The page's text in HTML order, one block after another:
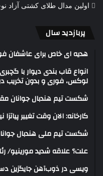
اولین مدال طلای کشتی آزاد
پربازدید سال
هدیه ای خاص برای عاشفان
انواع قاب بندی دیوار با
لوکس، فوری و بدون تخریب
شکست تیم هندبال جوانان
کارخانه: الان وقت تغییر
شکست تیم ملی هندبال
علت؟ علاقه شدید مورینیو/
ویسی در ذوب‌آهن جایگزین